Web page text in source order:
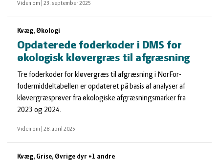
Viden om 23. september 2025
Kvæg, Økologi
Opdaterede foderkoder i DMS for
økologisk kløvergræs til afgræsning
Tre foderkoder for kløvergræs til afgræsning i NorFor-
fodermiddeltabellen er opdateret på basis af analyser af
kløvergræsprøver fra økologiske afgræsningsmarker fra
2023 og 2024.
Viden om 28. april 2025
Kvæg, Grise, Øvrige dyr +1 andre